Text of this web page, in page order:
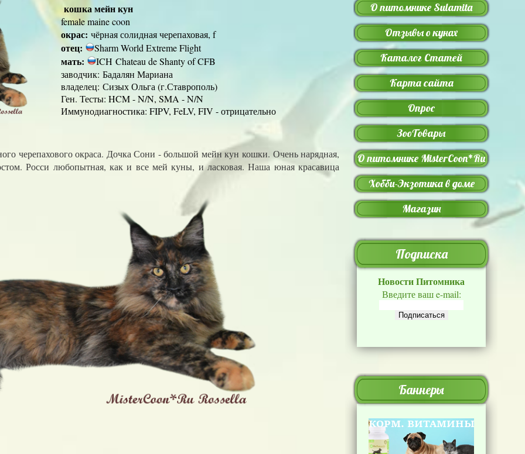
О питомнике Sulamita
Отзывы о кунах
Каталог Статей
Карта сайта
Опрос
ЗооТовары
О питомнике MisterCoon*Ru
Хобби-Экзотика в доме
Магазин
Подписка
Новости Питомника
Введите ваш e-mail:
Баннеры
кошка мейн кун
female maine coon
окрас: чёрная солидная черепаховая, f
отец: Sharm World Extreme Flight
мать:
ICH Chateau de Shanty of CFB
заводчик: Бадалян Мариана
владелец: Сизых Ольга (г.Ставрополь)
Ген. Тесты: HCM - N/N, SMA - N/N
Иммунодиагностика: FIPV, FeLV, FIV - отрицательно
черепахового окраса. Дочка Сони - большой мейн кун кошки. Очень нарядная,
Росси любопытная, как и все мей куны, и ласковая. Наша юная красавица